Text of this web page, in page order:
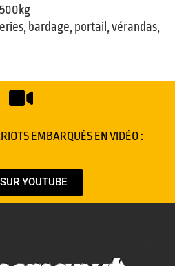
bardage, portail, vérandas,
EMBARQUÉS EN VIDÉO :
YOUTUBE